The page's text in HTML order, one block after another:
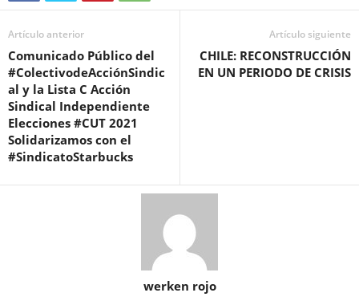
Artículo anterior
Comunicado Público del
#ColectivodeAcciónSindic
al y la Lista C Acción
Sindical Independiente
Elecciones #CUT 2021
Solidarizamos con el
#SindicatoStarbucks
Artículo siguiente
CHILE: RECONSTRUCCIÓN
EN UN PERIODO DE CRISIS
werken rojo